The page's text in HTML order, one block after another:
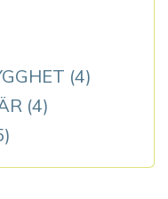
(4)
(4)